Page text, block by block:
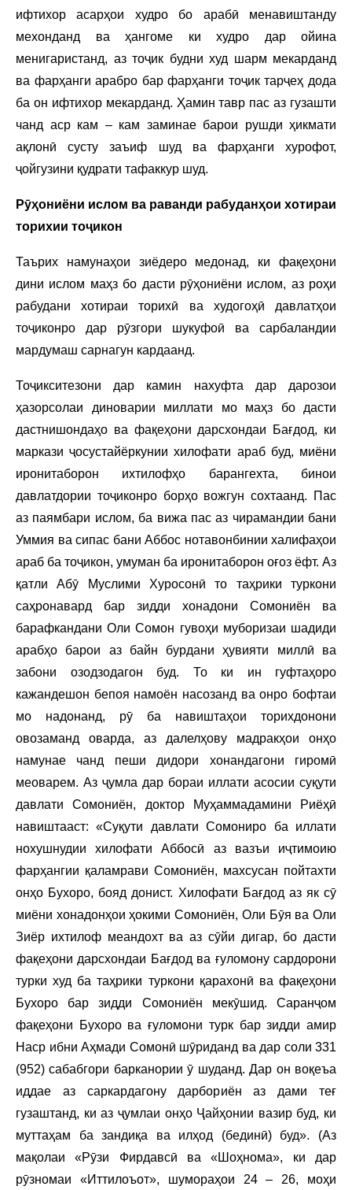
ифтихор асарҳои худро бо арабӣ менавиштанду
мехонданд ва ҳангоме ки худро дар ойина
менигаристанд, аз тоҷик будни худ шарм мекарданд
ва фарҳанги арабро бар фарҳанги тоҷик тарҷеҳ дода
ба он ифтихор мекарданд. Ҳамин тавр пас аз гузашти
чанд аср кам – кам заминае барои рушди ҳикмати
ақлонӣ сусту заъиф шуд ва фарҳанги хурофот,
ҷойгузини қудрати тафаккур шуд.
Рӯҳониёни ислом ва раванди рабуданҳои хотираи
торихии тоҷикон
Таърих намунаҳои зиёдеро медонад, ки фақеҳони
дини ислом маҳз бо дасти рӯҳониёни ислом, аз роҳи
рабудани хотираи торихӣ ва худогоҳӣ давлатҳои
тоҷиконро дар рӯзгори шукуфоӣ ва сарбаландии
мардумаш сарнагун кардаанд.
Тоҷикситезони дар камин нахуфта дар дарозои
ҳазорсолаи диноварии миллати мо маҳз бо дасти
дастнишондаҳо ва фақеҳони дарсхондаи Бағдод, ки
маркази ҷосустайёркунии хилофати араб буд, миёни
иронитаборон ихтилофҳо барангехта, бинои
давлатдории тоҷиконро борҳо вожгун сохтаанд. Пас
аз паямбари ислом, ба вижа пас аз чирамандии бани
Уммия ва сипас бани Аббос нотавонбинии халифаҳои
араб ба тоҷикон, умуман ба иронитаборон оғоз ёфт. Аз
қатли Абӯ Муслими Хуросонӣ то таҳрики туркони
саҳронавард бар зидди хонадони Сомониён ва
барафкандани Оли Сомон гувоҳи муборизаи шадиди
арабҳо барои аз байн бурдани ҳувияти миллӣ ва
забони озодзодагон буд. То ки ин гуфтаҳоро
кажандешон бепоя намоён насозанд ва онро бофтаи
мо надонанд, рӯ ба навиштаҳои торихдонони
овозаманд оварда, аз далелҳову мадракҳои онҳо
намунае чанд пеши дидори хонандагони гиромӣ
меоварем. Аз ҷумла дар бораи иллати асосии суқути
давлати Сомониён, доктор Муҳаммадамини Риёҳӣ
навиштааст: «Суқути давлати Сомониро ба иллати
нохушнудии хилофати Аббосӣ аз вазъи иҷтимоию
фарҳангии қаламрави Сомониён, махсусан пойтахти
онҳо Бухоро, бояд донист. Хилофати Бағдод аз як сӯ
миёни хонадонҳои ҳокими Сомониён, Оли Бӯя ва Оли
Зиёр ихтилоф меандохт ва аз сӯйи дигар, бо дасти
фақеҳони дарсхондаи Бағдод ва ғуломону сардорони
турки худ ба таҳрики туркони қарахонӣ ва фақеҳони
Бухоро бар зидди Сомониён мекӯшид. Саранҷом
фақеҳони Бухоро ва ғуломони турк бар зидди амир
Наср ибни Аҳмади Сомонӣ шӯриданд ва дар соли 331
(952) сабабгори барканории ӯ шуданд. Дар он воқеъа
иддае аз саркардагону дарбориён аз дами теғ
гузаштанд, ки аз ҷумлаи онҳо Ҷайҳонии вазир буд, ки
муттаҳам ба зандиқа ва илҳод (бединӣ) буд». (Аз
мақолаи «Рӯзи Фирдавсӣ ва «Шоҳнома», ки дар
рӯзномаи «Иттилоъот», шумораҳои 24 – 26, моҳи